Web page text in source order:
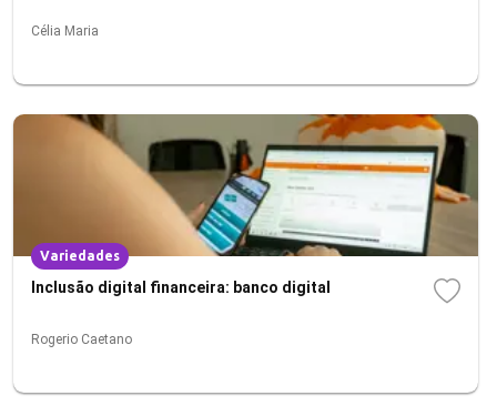
Célia Maria
Variedades
Inclusão digital financeira: banco digital
Rogerio Caetano